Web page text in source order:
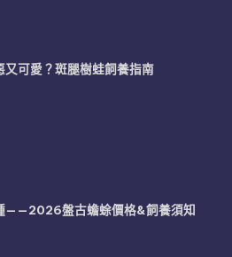
又可愛？斑腿樹蛙飼養指南
——2026盤古蟾蜍價格&飼養須知